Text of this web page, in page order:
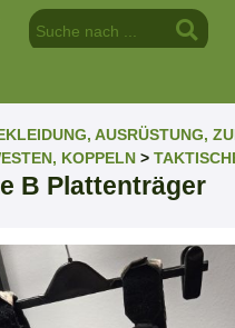
AUSRÜSTUNG,
KOPPELN >
B Plattenträger